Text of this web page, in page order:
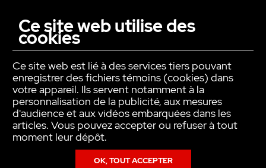
La confiance avant tout
Ce site web utilise des
cookies
Ce site web est lié à des services tiers pouvant
enregistrer des fichiers témoins (cookies) dans
votre appareil. Ils servent notamment à la
personnalisation de la publicité, aux mesures
d'audience et aux vidéos embarquées dans les
articles. Vous pouvez accepter ou refuser à tout
moment leur dépôt.
OK, TOUT ACCEPTER